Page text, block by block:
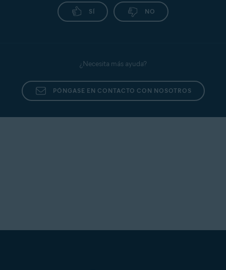
SÍ NO
¿Necesita más ayuda?
PÓNGASE EN CONTACTO CON NOSOTROS